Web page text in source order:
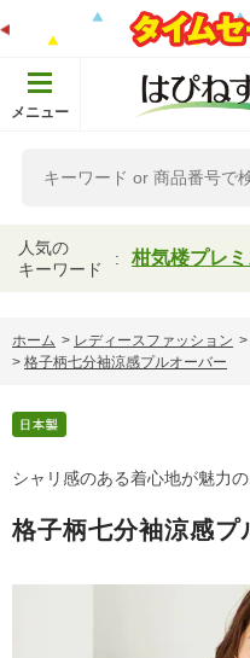
メニュー
人気の
キーワード
柑気楼プレ
ホーム > レディースファッション >
> 格子柄七分袖涼感プルオーバー
シャリ感のある着心地が魅力
格子柄七分袖涼感プ